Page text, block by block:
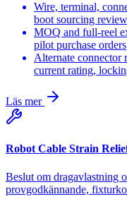
Wire, terminal,
boot sourcing
MOQ and full-reel
pilot purchase orders
Alternate
current rating,
Läs mer
Robot Cable Strain
Beslut om dragavlastning
provgodkännande,